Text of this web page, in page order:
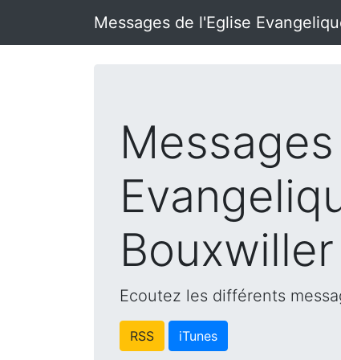
Messages de l'Eglise
Bouxwiller
Ecoutez les différents
RSS iTunes